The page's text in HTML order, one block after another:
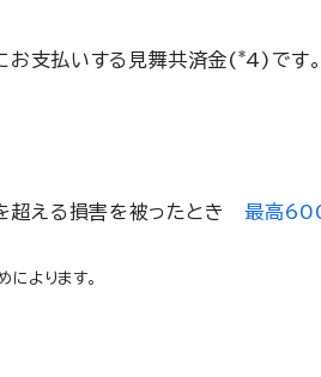
お支払いする見舞共済金( *4)です
超える損害を被ったとき最高
よります。